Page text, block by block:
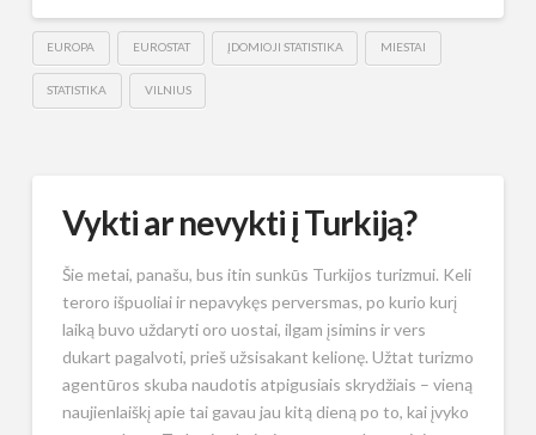
EUROPA EUROSTAT ĮDOMIOJI STATISTIKA MIESTAI
STATISTIKA VILNIUS
Vykti ar nevykti į Turkiją?
Šie metai, panašu, bus itin sunkūs Turkijos turizmui. Keli
teroro išpuoliai ir nepavykęs perversmas, po kurio kurį
laiką buvo uždaryti oro uostai, ilgam įsimins ir vers
dukart pagalvoti, prieš užsisakant kelionę. Užtat turizmo
agentūros skuba naudotis atpigusiais skrydžiais – vieną
naujienlaiškį apie tai gavau jau kitą dieną po to, kai įvyko